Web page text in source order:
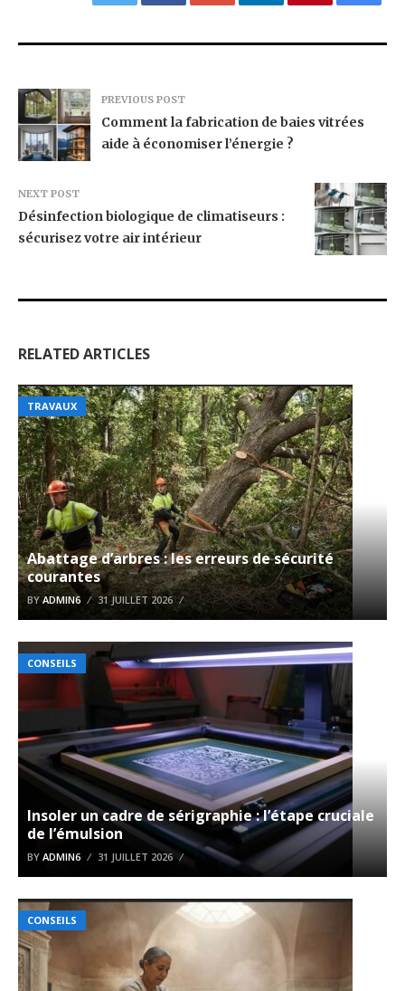
PREVIOUS POST
Comment la fabrication de baies vitrées
aide à économiser l’énergie ?
NEXT POST
Désinfection biologique de climatiseurs :
sécurisez votre air intérieur
RELATED ARTICLES
TRAVAUX
Abattage d’arbres : les erreurs de sécurité
courantes
BYADMIN6 31 JUILLET 2026
CONSEILS
Insoler un cadre de sérigraphie : l’étape cruciale
de l’émulsion
BY ADMIN6 31 JUILLET 2026
CONSEILS